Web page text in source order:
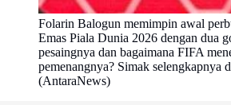
Folarin Balogun memimpin awal
Emas Piala Dunia 2026 dengan dua
pesaingnya dan bagaimana FIFA
pemenangnya? Simak selengkapnya
(AntaraNews)